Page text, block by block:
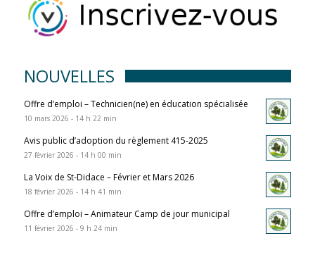
NOUVELLES
Offre d’emploi – Technicien(ne) en éducation spécialisée
10 mars 2026 - 14 h 22 min
Avis public d’adoption du règlement 415-2025
27 février 2026 - 14 h 00 min
La Voix de St-Didace – Février et Mars 2026
18 février 2026 - 14 h 41 min
Offre d’emploi – Animateur Camp de jour municipal
11 février 2026 - 9 h 24 min